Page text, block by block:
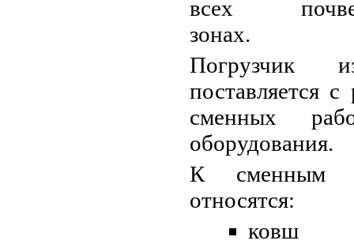
всех
зонах.
Погрузчик
поставляется
сменных
оборудования.
К сменным
относятся:
ковш